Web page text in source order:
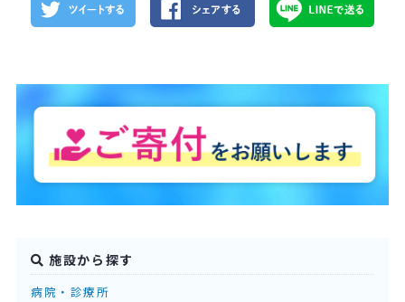
施設から探す
病院・診療所